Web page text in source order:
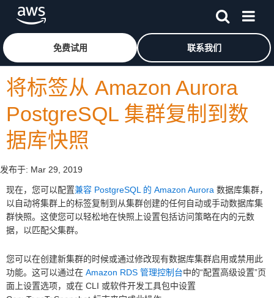
跳至主要内容
免费试用 联系我们
将标签从 Amazon Aurora
PostgreSQL 集群复制到数
据库快照
发布于: Mar 29, 2019
现在，您可以配置兼容 PostgreSQL 的 Amazon Aurora 数据库集群，
以自动将集群上的标签复制到从集群创建的任何自动或手动数据库集
群快照。这使您可以轻松地在快照上设置包括访问策略在内的元数
据，以匹配父集群。
您可以在创建新集群的时候或通过修改现有数据库集群启用或禁用此
功能。这可以通过在 Amazon RDS 管理控制台中的“配置高级设置”页
面上设置选项，或在 CLI 或软件开发工具包中设置